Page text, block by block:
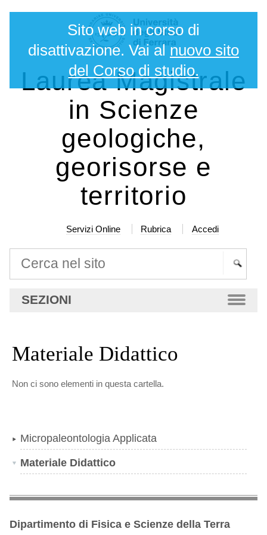
contenuti.
Salta
alla
Sito web in corso di
disattivazione. Vai alnuovo sito
del Corso di studio.
Laurea Magistrale
in Scienze
geologiche,
georisorse e
territorio
Servizi Online Rubrica Accedi
avanzata…
SEZIONI
Materiale Didattico
Non ci sono elementi in questa cartella.
Micropaleontologia Applicata
Materiale Didattico
Dipartimento di Fisica e Scienze della Terra